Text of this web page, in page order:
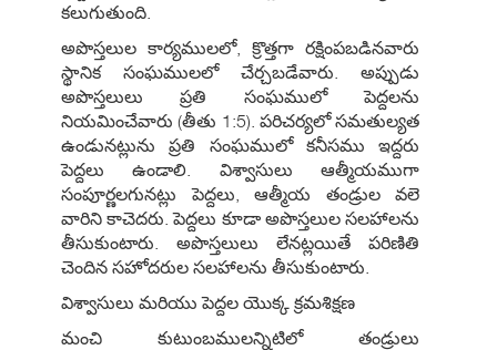
కలుగుతుంది.
అపొస్తలుల కార్యములలో, క్రొత్తగా రక్షింపబడినవారు
స్థానిక సంఘములలో చేర్చబడేవారు. అప్పుడు
అపొస్తలులు ప్రతి సంఘములో పెద్దలను
నియమించేవారు (తీతు 1:5). పరిచర్యలో సమతుల్యత
ఉండునట్లును ప్రతి సంఘములో కనీసము ఇద్దరు
పెద్దలు ఉండాలి. విశ్వాసులు ఆత్మీయముగా
సంపూర్ణలగునట్లు పెద్దలు, ఆత్మీయ తండ్రుల వలె
వారిని కాచెదరు. పెద్దలు కూడా అపొస్తలుల సలహాలను
తీసుకుంటారు. అపొస్తలులు లేనట్లయితే పరిణితి
చెందిన సహోదరుల సలహాలను తీసుకుంటారు.
విశ్వాసులు మరియు పెద్దల యొక్క క్రమశిక్షణ
మంచి కుటుంబములన్నిటిలో తండ్రులు